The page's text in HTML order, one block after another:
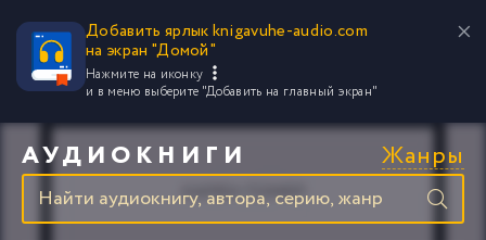
Добавить ярлык knigavuhe-audio.com
на экран "Домой"
Нажмите на иконку
и в меню выберите "Добавить на главный экран"
АУДИОКНИГИ Жанры